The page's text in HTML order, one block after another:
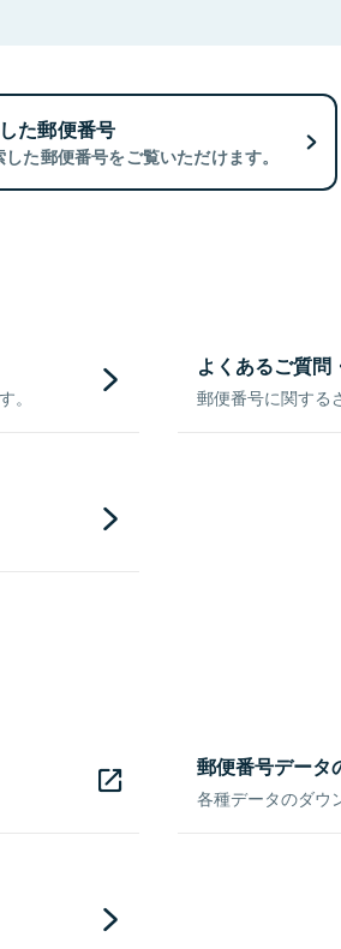
た郵便番号
た郵便番号をご覧いただけます。
。
よくあるご質問
郵便番号に関する
郵便番号データ
各種データのダウ